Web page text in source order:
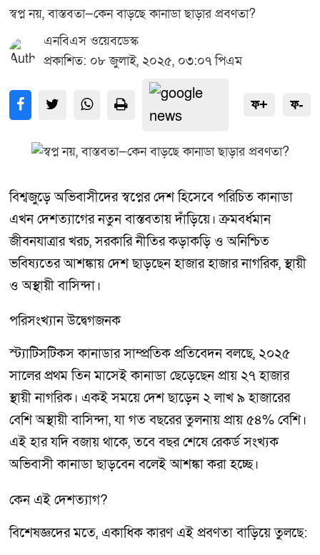
স্বপ্ন নয়, বাস্তবতা—কেন বাড়ছে কানাডা ছাড়ার প্রবণতা?
এনবিএস ওয়েবডেস্ক
প্রকাশিত: ০৮ জুলাই, ২০২৫, ০৩:০৭ পিএম
ফ+ ফ-
বিশ্বজুড়ে অভিবাসীদের স্বপ্নের দেশ হিসেবে পরিচিত কানাডা
এখন দেশত্যাগের নতুন বাস্তবতায় দাঁড়িয়ে। ক্রমবর্ধমান
জীবনযাত্রার খরচ, সরকারি নীতির কড়াকড়ি ও অনিশ্চিত
ভবিষ্যতের আশঙ্কায় দেশ ছাড়ছেন হাজার হাজার নাগরিক, স্থায়ী
ও অস্থায়ী বাসিন্দা।
পরিসংখ্যান উদ্বেগজনক
স্ট্যাটিসটিকস কানাডার সাম্প্রতিক প্রতিবেদন বলছে, ২০২৫
সালের প্রথম তিন মাসেই কানাডা ছেড়েছেন প্রায় ২৭ হাজার
স্থায়ী নাগরিক। একই সময়ে দেশ ছাড়েন ২ লাখ ৯ হাজারের
বেশি অস্থায়ী বাসিন্দা, যা গত বছরের তুলনায় প্রায় ৫৪% বেশি।
এই হার যদি বজায় থাকে, তবে বছর শেষে রেকর্ড সংখ্যক
অভিবাসী কানাডা ছাড়বেন বলেই আশঙ্কা করা হচ্ছে।
কেন এই দেশত্যাগ?
বিশেষজ্ঞদের মতে, একাধিক কারণ এই প্রবণতা বাড়িয়ে তুলছে: